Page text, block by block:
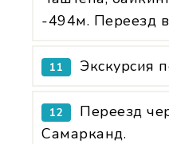
-494м. Переезд
11 Экскурсия
12
Переезд
Самарканд.